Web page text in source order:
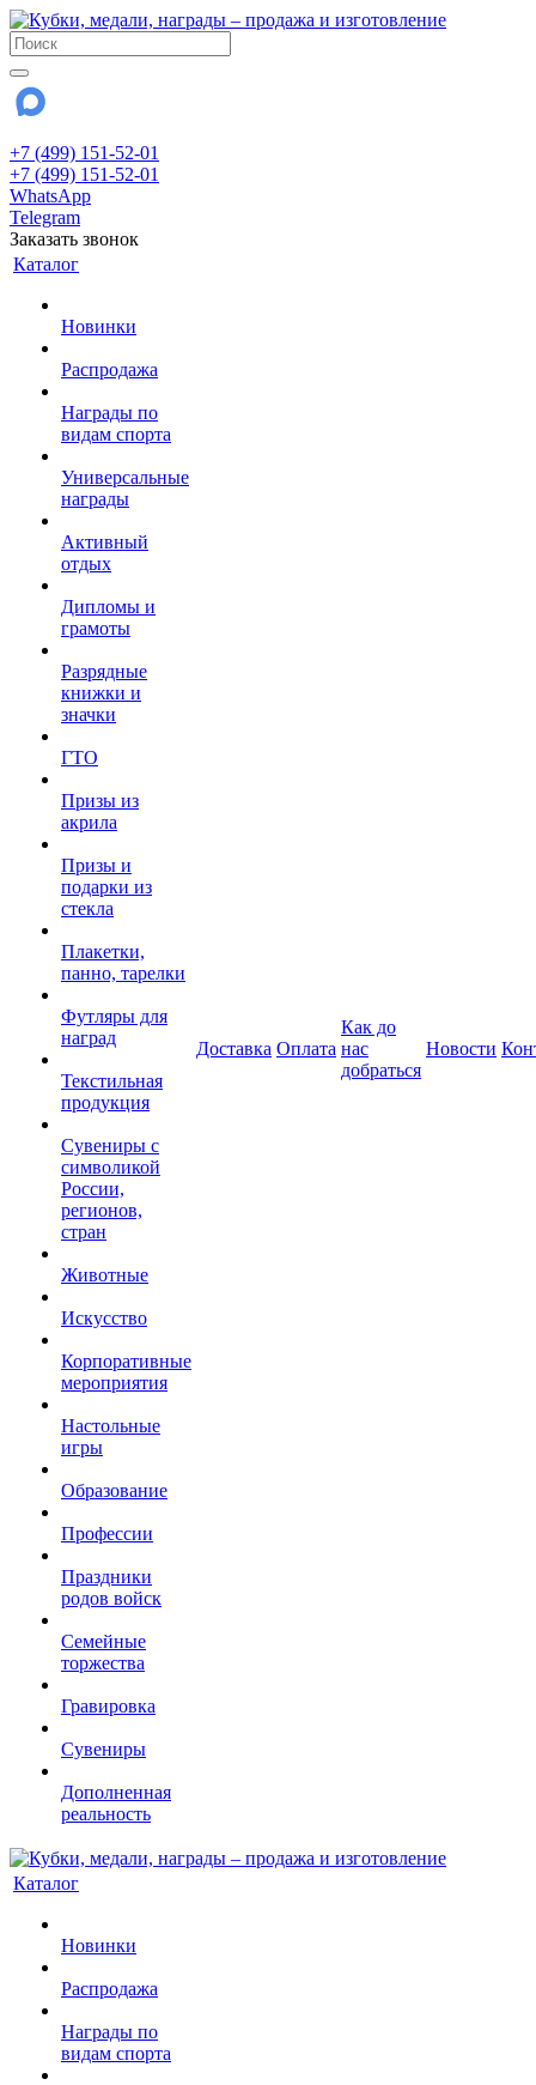
+7 (499) 151-52-01
+7 (499) 151-52-01
WhatsApp
Telegram
Заказать звонок
Каталог
Новинки
Распродажа
Награды по
видам спорта
Универсальные
награды
Активный
отдых
Дипломы и
грамоты
Разрядные
книжки и
значки
ГТО
Призы из
акрила
Призы и
подарки из
стекла
Плакетки,
панно, тарелки
Футляры для
наград
Текстильная
продукция
Сувениры с
символикой
России,
регионов,
стран
Животные
Искусство
Корпоративные
мероприятия
Настольные
игры
Образование
Профессии
Праздники
родов войск
Семейные
торжества
Гравировка
Сувениры
Дополненная
реальность
Доставка Оплата
Как до
нас
добраться
Новости
Каталог
Новинки
Распродажа
Награды по
видам спорта